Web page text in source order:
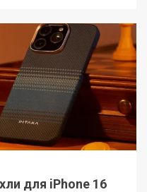
для iPhone 16